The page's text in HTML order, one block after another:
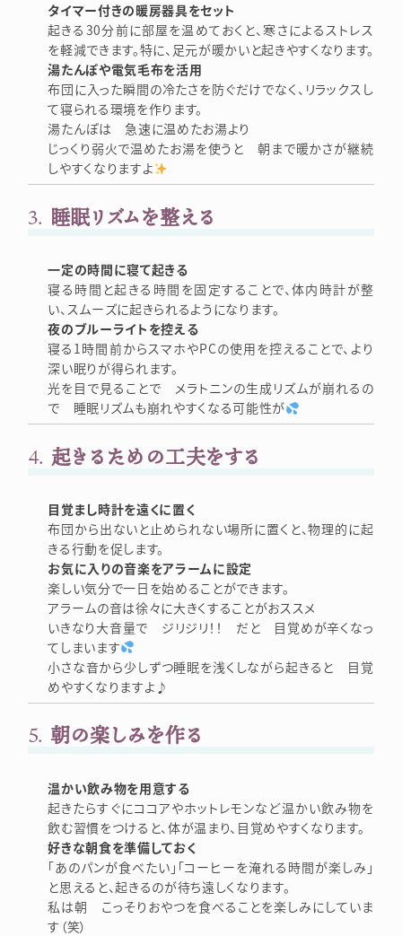
タイマー付きの暖房器具をセット
起きる30分前に部屋を温めておくと、寒さによるストレス
を軽減できます。特に、足元が暖かいと起きやすくなります。
湯たんぽや電気毛布を活用
布団に入った瞬間の冷たさを防ぐだけでなく、リラックスし
て寝られる環境を作ります。
湯たんぽは 急速に温めたお湯より
じっくり弱火で温めたお湯を使うと 朝まで暖かさが継続
しやすくなりますよ
3. 睡眠リズムを整える
一定の時間に寝て起きる
寝る時間と起きる時間を固定することで、体内時計が整
い、スムーズに起きられるようになります。
夜のブルーライトを控える
寝る1時間前からスマホやPCの使用を控えることで、より
深い眠りが得られます。
光を目で見ることで メラトニンの生成リズムが崩れるの
で 睡眠リズムも崩れやすくなる可能性が
4. 起きるための工夫をする
目覚まし時計を遠くに置く
布団から出ないと止められない場所に置くと、物理的に起
きる行動を促します。
お気に入りの音楽をアラームに設定
楽しい気分で一日を始めることができます。
アラームの音は徐々に大きくすることがおススメ
いきなり大音量で ジリジリ！！ だと 目覚めが辛くなっ
てしまいます
小さな音から少しずつ睡眠を浅くしながら起きると 目覚
めやすくなりますよ♪
5. 朝の楽しみを作る
温かい飲み物を用意する
起きたらすぐにココアやホットレモンなど温かい飲み物を
飲む習慣をつけると、体が温まり、目覚めやすくなります。
好きな朝食を準備しておく
「あのパンが食べたい」「コーヒーを淹れる時間が楽しみ」
と思えると、起きるのが待ち遠しくなります。
私は朝 こっそりおやつを食べることを楽しみにしていま
す（笑）